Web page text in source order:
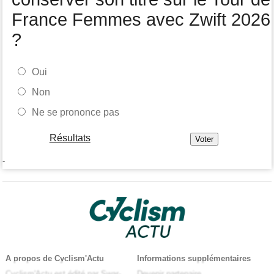
France Femmes avec Zwift 2026
?
Oui
Non
Ne se prononce pas
Résultats
-
A propos de Cyclism'Actu
Informations supplémentaires